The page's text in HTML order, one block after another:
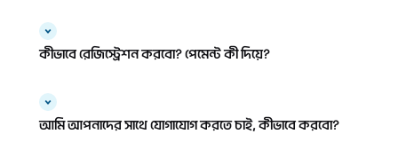
কীভাবে রেজিস্ট্রেশন করবো? পেমেন্ট কী দিয়ে?
আমি আপনাদের সাথে যোগাযোগ করতে চাই, কীভাবে করবো?